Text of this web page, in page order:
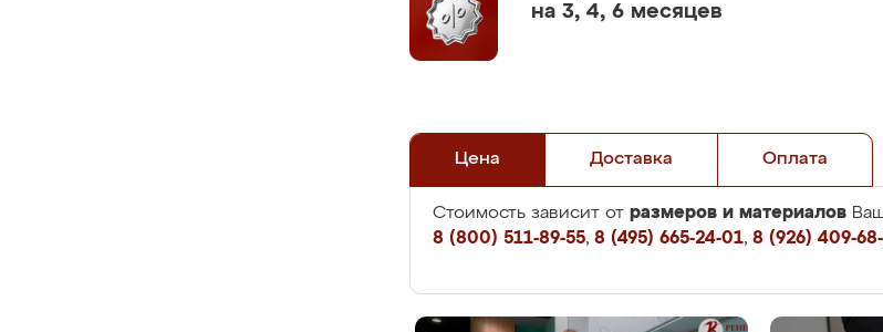
на 3, 4, 6 месяцев
Цена Доставка Оплата
Стоимость зависит от размеров и материалов
8 (800) 511-89-55, 8 (495) 665-24-01, 8 (926) 409-